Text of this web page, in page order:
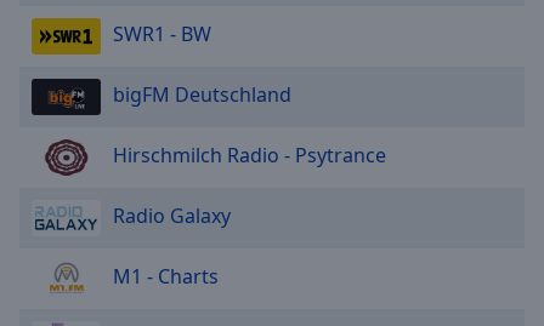
SWR1 - BW
bigFM Deutschland
Hirschmilch Radio - Psytrance
Radio Galaxy
M1 - Charts